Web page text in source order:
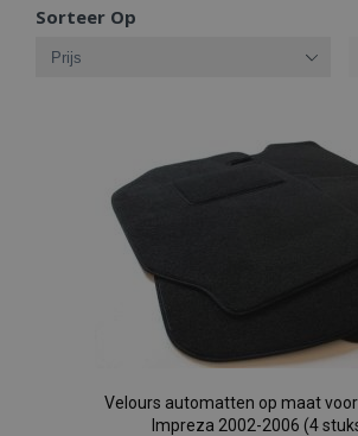
Sorteer Op
Velours automatten op maat
Impreza 2002-2006 (4